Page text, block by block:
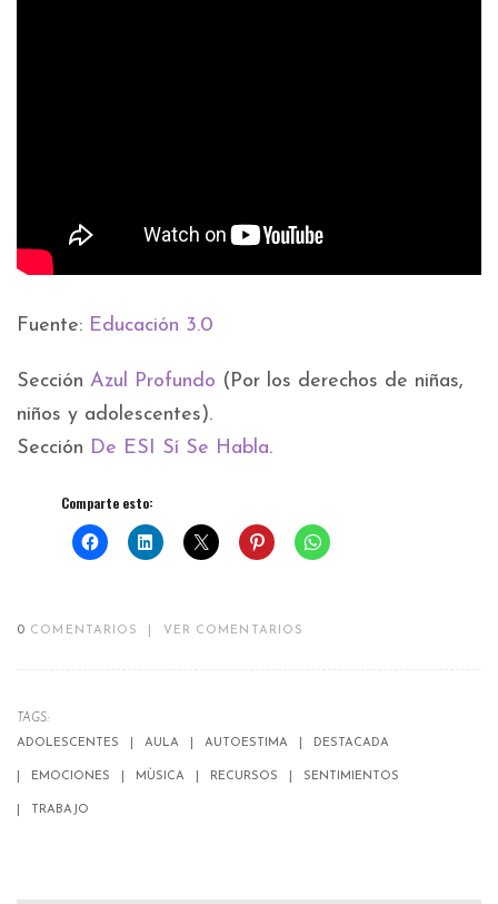
Fuente: Educación 3.0
Sección Azul Profundo (Por los derechos de niñas,
niños y adolescentes).
Sección De ESI Sí Se Habla.
Comparte esto:
0 COMENTARIOS VER COMENTARIOS
TAGS:
ADOLESCENTES
AULA AUTOESTIMA DESTACADA
EMOCIONES MÙSICA RECURSOS SENTIMIENTOS
TRABAJO